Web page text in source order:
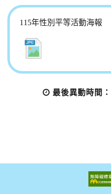
115年性別平等活動海報
最後異動時間：